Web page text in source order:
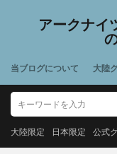
アークナイ
当ブログについて 大陸
大陸限定 日本限定 公式